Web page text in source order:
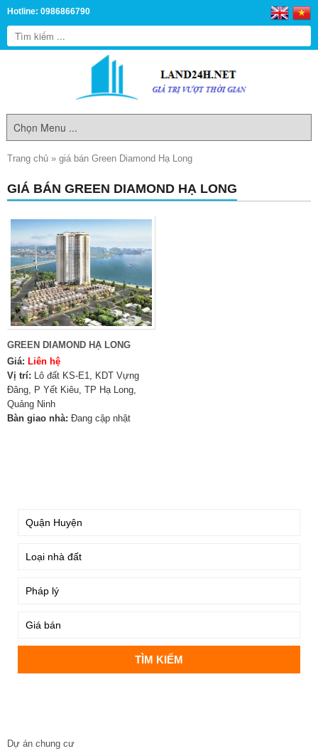
Hotline: 0986866790
Trang chủ » giá bán Green Diamond Hạ Long
GIÁ BÁN GREEN DIAMOND HẠ LONG
GREEN DIAMOND HẠ LONG
Giá: Liên hệ
Vị trí: Lô đất KS-E1, KDT Vựng
Đâng, P Yết Kiêu, TP Hạ Long,
Quảng Ninh
Bàn giao nhà: Đang cập nhật
Dự án chung cư